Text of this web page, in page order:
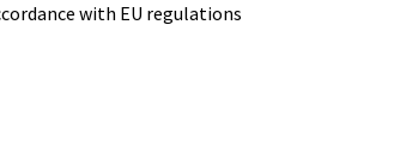
with EU regulations